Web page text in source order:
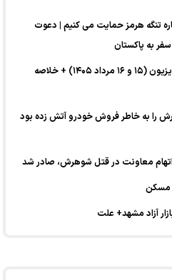
تنگه هرمز حمایت می کنیم | دعوت
به پاکستان
فیلم‌های سینمایی آخر هفته تلویزیون (۱۵ و ۱۶ مرداد ۱۴۰۵) + خلاصه
را به خاطر فروش خودرو آتش زده بود
اتهام معاونت در قتل شوهرش، صادر شد
مسکن